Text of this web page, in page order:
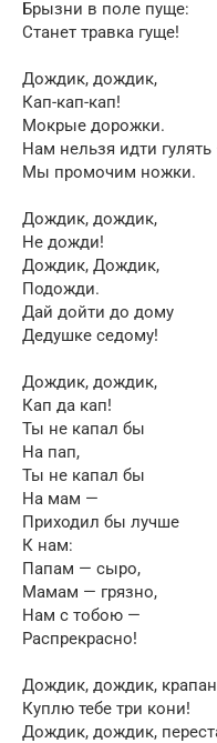
Брызни в поле пуще:
Станет травка гуще!
Дождик, дождик,
Кап-кап-кап!
Мокрые дорожки.
Нам нельзя идти
Мы промочим ножки.
Дождик, дождик,
Не дожди!
Дождик, Дождик,
Подожди.
Дай дойти до дому
Дедушке седому!
Дождик, дождик,
Кап да кап!
Ты не капал бы
На пап,
Ты не капал бы
На мам —
Приходил бы лучше
К нам:
Папам — сыро,
Мамам — грязно,
Нам с тобою —
Распрекрасно!
Дождик, дождик,
Куплю тебе три кони!
Дождик, дождик,